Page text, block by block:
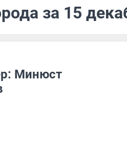
за 15
Минюст